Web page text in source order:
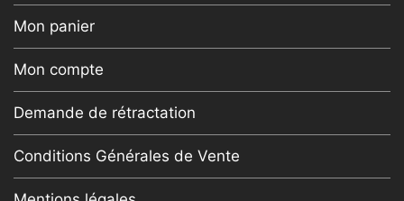
Mon panier
Mon compte
Demande de rétractation
Conditions Générales de Vente